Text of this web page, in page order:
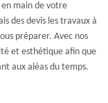
main de votre
des devis les travaux à
préparer. Avec nos
et esthétique afin que
aux aléas du temps.